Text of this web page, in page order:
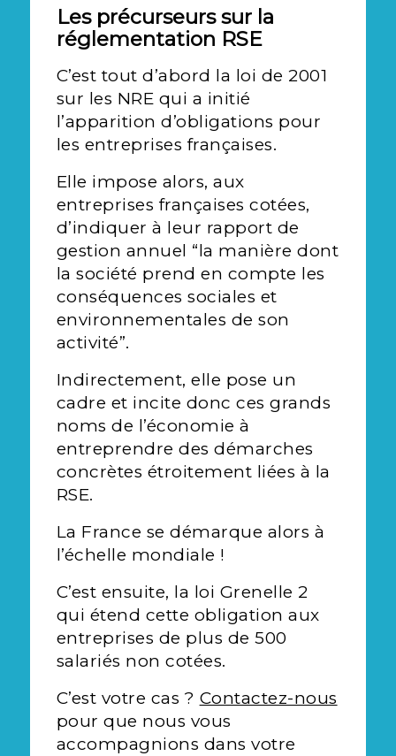
Les précurseurs sur la
réglementation RSE
C’est tout d’abord la loi de 2001
sur les NRE qui a initié
l’apparition d’obligations pour
les entreprises françaises.
Elle impose alors, aux
entreprises françaises cotées,
d’indiquer à leur rapport de
gestion annuel “la manière dont
la société prend en compte les
conséquences sociales et
environnementales de son
activité”.
Indirectement, elle pose un
cadre et incite donc ces grands
noms de l’économie à
entreprendre des démarches
concrètes étroitement liées à la
RSE.
La France se démarque alors à
l’échelle mondiale !
C’est ensuite, la loi Grenelle 2
qui étend cette obligation aux
entreprises de plus de 500
salariés non cotées.
C’est votre cas ? Contactez-nous
pour que nous vous
accompagnions dans votre